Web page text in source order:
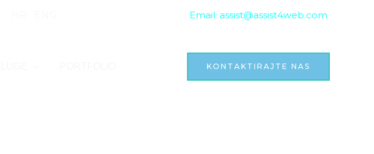
Email: assist@assist4web.com
KONTAKTIRAJTE NAS